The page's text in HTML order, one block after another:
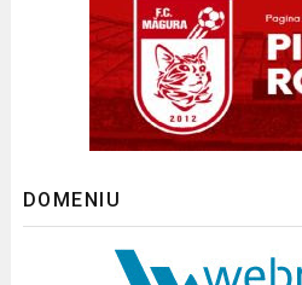
DOMENIU